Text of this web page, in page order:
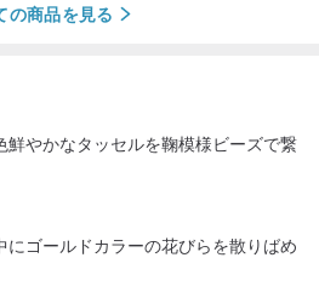
の商品を見る
やかなタッセルを鞠模様ビーズで繋
にゴールドカラーの花びらを散りばめ